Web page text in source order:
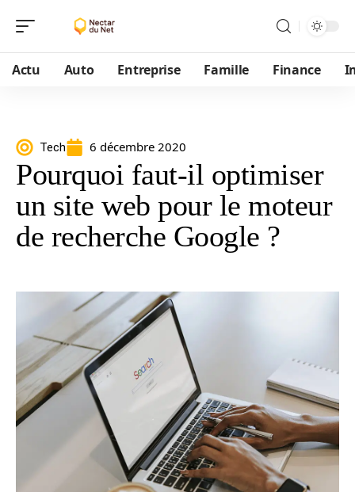
Actu Auto Entreprise Famille Finance
Tech 6 décembre 2020
Pourquoi faut-il optimiser
un site web pour le moteur
de recherche Google ?